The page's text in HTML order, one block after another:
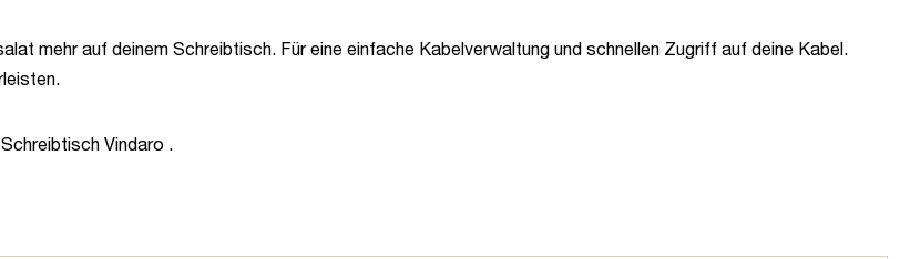
mehr auf deinem Schreibtisch. Für eine einfache Kabelverwaltung und schnellen Zugriff auf deine Kabel.
Vindaro .